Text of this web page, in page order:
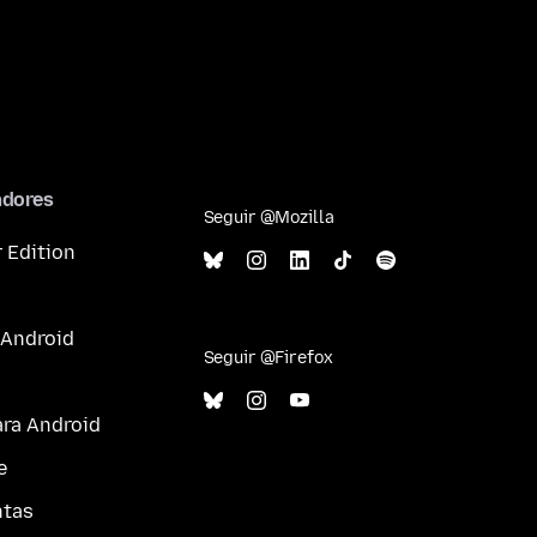
Edition
Android
Seguir @Mozilla
Seguir @Firefox